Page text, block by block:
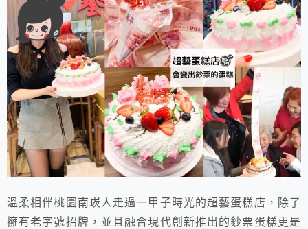
溫柔相伴桃園南崁人走過一甲子時光的超藝蛋糕店，除了
擁有老字號招牌，並且融合現代創新推出的鈔票蛋糕更是